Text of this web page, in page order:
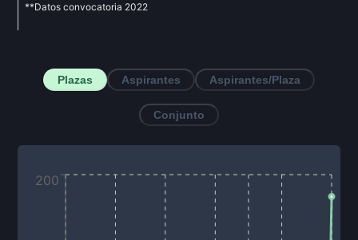
**Datos convocatoria 2022
Plazas Aspirantes Aspirantes/Plaza
Conjunto
200